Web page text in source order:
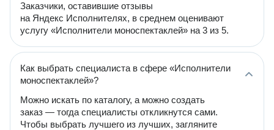
Заказчики, оставившие отзывы
на Яндекс Исполнителях, в среднем оценивают
услугу «Исполнители моноспектаклей» на 3 из 5.
Как выбрать специалиста в сфере «Исполнители
моноспектаклей»?
Можно искать по каталогу, а можно создать
заказ — тогда специалисты откликнутся сами.
Чтобы выбрать лучшего из лучших, загляните